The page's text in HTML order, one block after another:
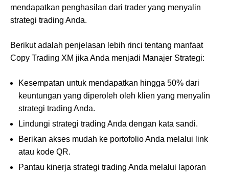
mendapatkan penghasilan dari trader yang menyalin
strategi trading Anda.
Berikut adalah penjelasan lebih rinci tentang manfaat
Copy Trading XM jika Anda menjadi Manajer Strategi:
Kesempatan untuk mendapatkan hingga 50% dari
keuntungan yang diperoleh oleh klien yang menyalin
strategi trading Anda.
Lindungi strategi trading Anda dengan kata sandi.
Berikan akses mudah ke portofolio Anda melalui link
atau kode QR.
Pantau kinerja strategi trading Anda melalui laporan